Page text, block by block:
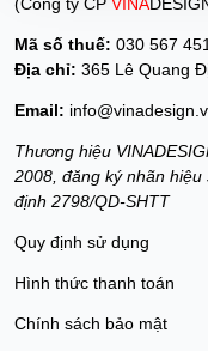
Mã số thuế: 030 567
Địa chỉ: 365 Lê Quang
Email:
Thương hiệu
2008, đăng ký nhãn
định 2798/QD-SHTT
Quy định sử dụng
Hình thức thanh toán
Chính sách bảo mật